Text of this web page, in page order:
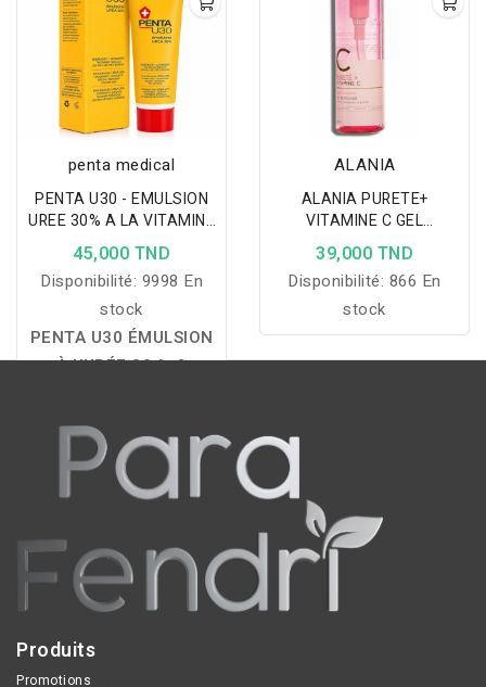
maquillage. Il convient
aux peaux intolérantes
mais aussi aux femmes
qui souhaitent se
maquiller au soleil toute
penta medical
PENTA U30 - EMULSION
UREE 30% A LA VITAMINE
E 100ML
45,000 TND
Disponibilité: 9998 En
stock
PENTA U30 ÉMULSION
À L'URÉE 30 % &
intensément, exfolie en
douceur les peaux très
sèches et squameuses,
réduit les rugosités et
restaure durablement la
douceur, la souplesse et
le confort de la peau.
ALANIA
ALANIA PURETE+
VITAMINE C GEL
NETTOYANT 250ML
39,000 TND
Disponibilité: 866 En
stock
Produits
Promotions